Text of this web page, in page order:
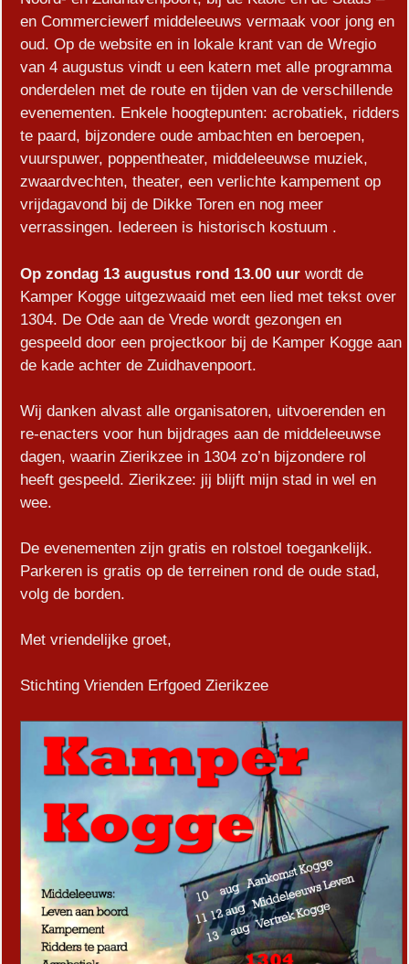
en Commerciewerf middeleeuws vermaak voor jong en
oud. Op de website en in lokale krant van de Wregio
van 4 augustus vindt u een katern met alle programma
onderdelen met de route en tijden van de verschillende
evenementen. Enkele hoogtepunten: acrobatiek, ridders
te paard, bijzondere oude ambachten en beroepen,
vuurspuwer, poppentheater, middeleeuwse muziek,
zwaardvechten, theater, een verlichte kampement op
vrijdagavond bij de Dikke Toren en nog meer
verrassingen. Iedereen is historisch kostuum .
Op zondag 13 augustus rond 13.00 uur wordt de
Kamper Kogge uitgezwaaid met een lied met tekst over
1304. De Ode aan de Vrede wordt gezongen en
gespeeld door een projectkoor bij de Kamper Kogge aan
de kade achter de Zuidhavenpoort.
Wij danken alvast alle organisatoren, uitvoerenden en
re-enacters voor hun bijdrages aan de middeleeuwse
dagen, waarin Zierikzee in 1304 zo’n bijzondere rol
heeft gespeeld. Zierikzee: jij blijft mijn stad in wel en
wee.
De evenementen zijn gratis en rolstoel toegankelijk.
Parkeren is gratis op de terreinen rond de oude stad,
volg de borden.
Met vriendelijke groet,
Stichting Vrienden Erfgoed Zierikzee